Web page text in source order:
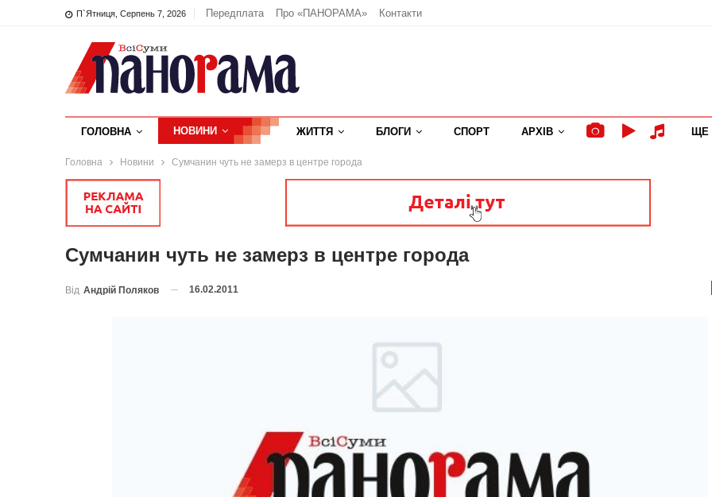
П`ятниця, Серпень 7, 2026 Передплата Про «ПАНОРАМА» Контакти
ГОЛОВНА НОВИНИ ЖИТТЯ БЛОГИ СПОРТ АРХІВ ЩЕ
Головна Новини Сумчанин чуть не замерз в центре города
Сумчанин чуть не замерз в центре города
Від Андрій Поляков 16.02.2011